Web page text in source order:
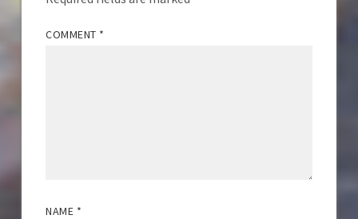
COMMENT *
NAME *